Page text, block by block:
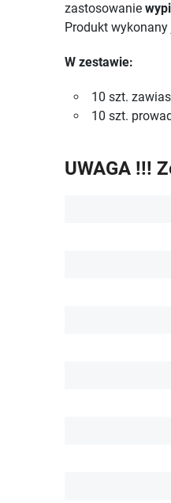
zastosowanie
Produkt wykonany
W zestawie:
10 szt. zawias
10 szt.
UWAGA !!!